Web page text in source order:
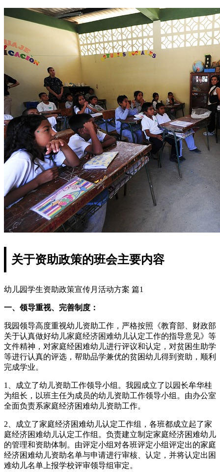
关于资助政策的班会主要内容
幼儿园学生资助政策宣传月活动方案 篇1
一、领导重视、完善制度：
我园领导高度重视幼儿资助工作，严格按照《教育部、财政部
关于认真做好幼儿家庭经济困难幼儿认定工作的指导意见》等
文件精神，对家庭经困难幼儿进行评议和认定，对贫困生助学
等进行认真的评选，帮助品学兼优的贫困幼儿得到资助，顺利
完成学业。
1、成立了幼儿资助工作领导小组。我园成立了以园长牟华桂
为组长，以班主任为成员的幼儿资助工作领导小组。由办公室
全面负责系家庭经济困难幼儿资助工作。
2、成立了家庭经济困难幼儿认定工作组，各班都成立起了家
庭经济困难幼儿认定工作组。负责建立制定家庭经济困难幼儿
的管理和资助体制。由评定小组对各班评定小组评定出的家庭
经济困难幼儿资助名单与申请进行审核、认定，并将认定出困
难幼儿名单上报学校评审领导组审定。